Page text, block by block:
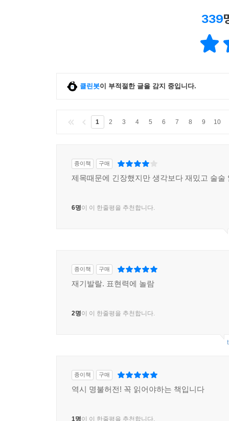
339
클린봇이 부적절한 글을 감지 중입니다.
1 2 3 4 5 6 7 8 9 10
종이책 구매
제목때문에 긴장했지만 생각보다 재밌고 술술
6명이 이 한줄평을 추천합니다.
종이책 구매
재기발랄. 표현력에 놀람
2명이 이 한줄평을 추천합니다.
종이책 구매
역시 명불허전! 꼭 읽어야하는 책입니다
1명이 이 한줄평을 추천합니다.